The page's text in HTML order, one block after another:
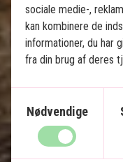
Se kort
Magiske
Maldiverne
sociale medie-,
kan kombinere de
informationer, du har
fra din brug af deres
Nødvendige